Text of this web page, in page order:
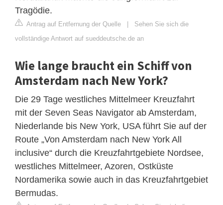
Tragödie.
Antrag auf Entfernung der Quelle | Sehen Sie sich die
vollständige Antwort auf sueddeutsche.de an
Wie lange braucht ein Schiff von
Amsterdam nach New York?
Die 29 Tage westliches Mittelmeer Kreuzfahrt
mit der Seven Seas Navigator ab Amsterdam,
Niederlande bis New York, USA führt Sie auf der
Route „Von Amsterdam nach New York All
inclusive“ durch die Kreuzfahrtgebiete Nordsee,
westliches Mittelmeer, Azoren, Ostküste
Nordamerika sowie auch in das Kreuzfahrtgebiet
Bermudas.